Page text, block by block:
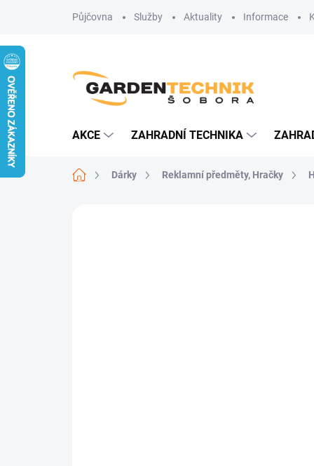
Půjčovna Služby Aktuality Informace
AKCE ZAHRADNÍ TECHNIKA
Domů Dárky Reklamní předměty, Hračky